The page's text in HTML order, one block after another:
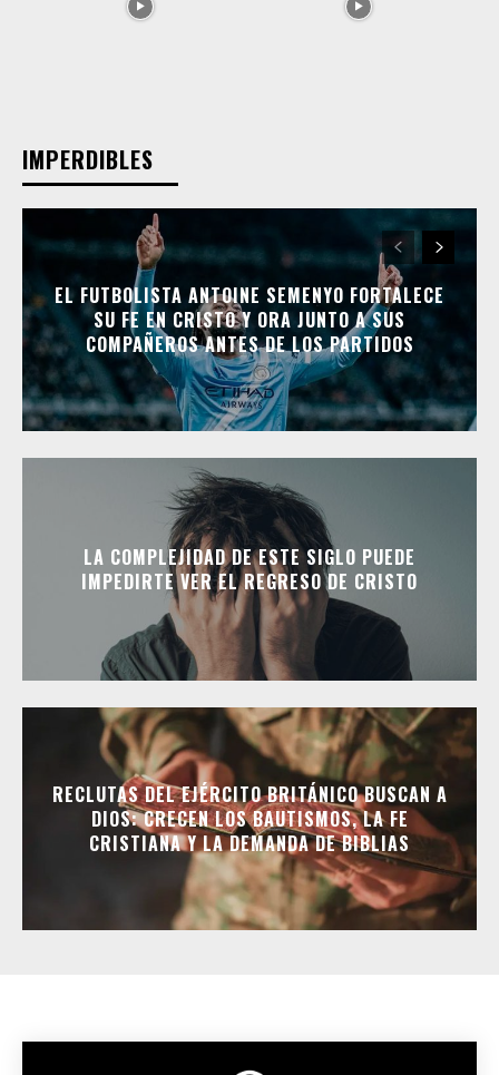
IMPERDIBLES
EL FUTBOLISTA ANTOINE SEMENYO FORTALECE
SU FE EN CRISTO Y ORA JUNTO A SUS
COMPAÑEROS ANTES DE LOS PARTIDOS
LA COMPLEJIDAD DE ESTE SIGLO PUEDE
IMPEDIRTE VER EL REGRESO DE CRISTO
RECLUTAS DEL EJÉRCITO BRITÁNICO BUSCAN A
DIOS: CRECEN LOS BAUTISMOS, LA FE
CRISTIANA Y LA DEMANDA DE BIBLIAS